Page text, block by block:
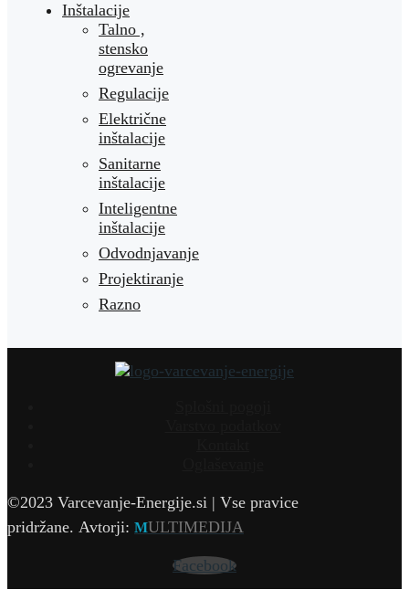
Inštalacije
Talno ,
stensko
ogrevanje
Regulacije
Električne
inštalacije
Sanitarne
inštalacije
Inteligentne
inštalacije
Odvodnjavanje
Projektiranje
Razno
©2023 Varcevanje-Energije.si | Vse pravice
pridržane. Avtorji: MULTIMEDIJA
Facebook